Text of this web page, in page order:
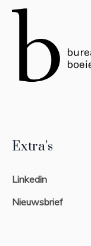
Extra’s
Linkedin
Nieuwsbrief